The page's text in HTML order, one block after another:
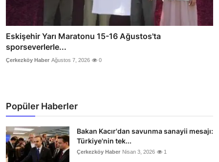
Eskişehir Yarı Maratonu 15-16 Ağustos'ta
sporseverlerle...
Çerkezköy Haber Ağustos 7, 2026 0
Popüler Haberler
Bakan Kacır'dan savunma sanayii mesajı:
Türkiye'nin tek...
Çerkezköy Haber Nisan 3, 2026 1